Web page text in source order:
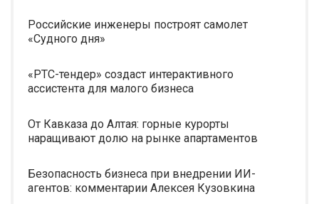
Российские инженеры построят самолет
«Судного дня»
«РТС-тендер» создаст интерактивного
ассистента для малого бизнеса
От Кавказа до Алтая: горные курорты
наращивают долю на рынке апартаментов
Безопасность бизнеса при внедрении ИИ-
агентов: комментарии Алексея Кузовкина